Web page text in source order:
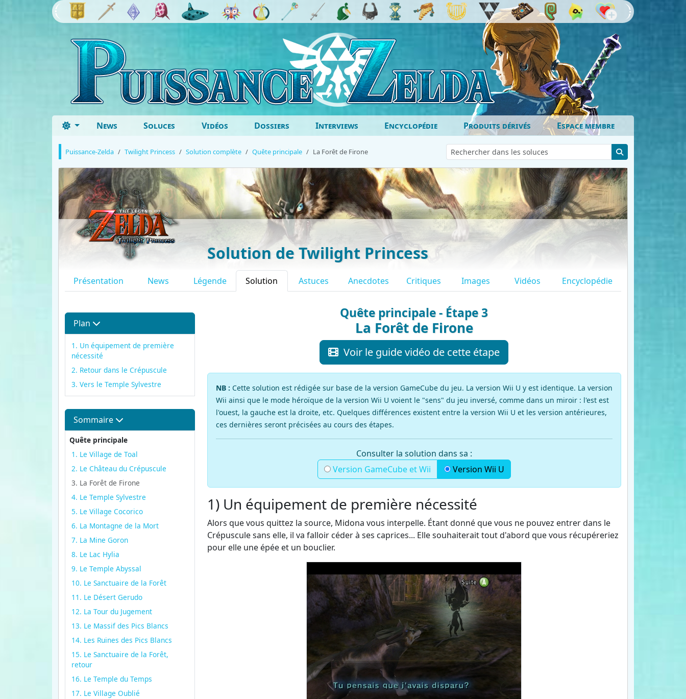
News Soluces Vidéos Dossiers Interviews Encyclopédie Produits dérivés Espace membre
Puissance-Zelda Twilight Princess Solution complète Quête principale La Forêt de Firone
Solution de Twilight Princess
Présentation News Légende Solution Astuces Anecdotes Critiques Images Vidéos Encyclopédie
Plan
1. Un équipement de première
nécessité
2. Retour dans le Crépuscule
3. Vers le Temple Sylvestre
Sommaire
Quête principale
1. Le Village de Toal
2. Le Château du Crépuscule
3. La Forêt de Firone
4. Le Temple Sylvestre
5. Le Village Cocorico
6. La Montagne de la Mort
7. La Mine Goron
8. Le Lac Hylia
9. Le Temple Abyssal
10. Le Sanctuaire de la Forêt
11. Le Désert Gerudo
12. La Tour du Jugement
13. Le Massif des Pics Blancs
14. Les Ruines des Pics Blancs
15. Le Sanctuaire de la Forêt,
retour
16. Le Temple du Temps
17. Le Village Oublié
Quête principale - Étape 3
La Forêt de Firone
Voir le guide vidéo de cette étape
NB : Cette solution est rédigée sur base de la version GameCube du jeu. La version Wii U y est identique. La version
Wii ainsi que le mode héroïque de la version Wii U voient le "sens" du jeu inversé, comme dans un miroir : l'est est
l'ouest, la gauche est la droite, etc. Quelques différences existent entre la version Wii U et les version antérieures,
ces dernières seront précisées au cours des étapes.
Consulter la solution dans sa :
Version GameCube et Wii
Version Wii U
1) Un équipement de première nécessité
Alors que vous quittez la source, Midona vous interpelle. Étant donné que vous ne pouvez entrer dans le
Crépuscule sans elle, il va falloir céder à ses caprices... Elle souhaiterait tout d'abord que vous récupéreriez
pour elle une épée et un bouclier.